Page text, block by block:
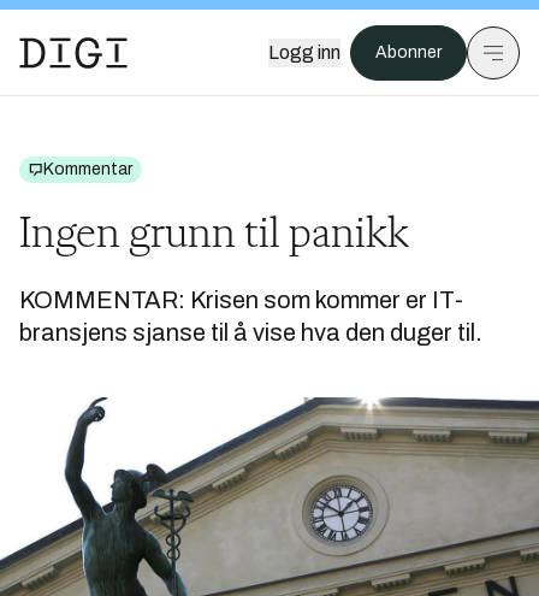
Logg inn Abonner
Kommentar
Ingen grunn til panikk
KOMMENTAR: Krisen som kommer er IT-
bransjens sjanse til å vise hva den duger til.